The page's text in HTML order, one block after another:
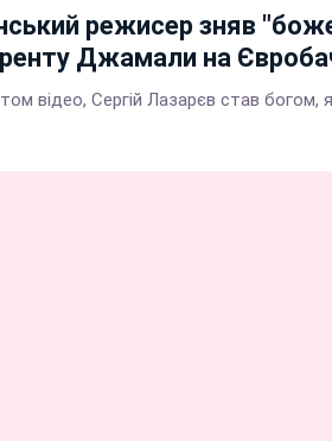
режисер зняв
Джамали на
відео, Сергій Лазарєв став богом,